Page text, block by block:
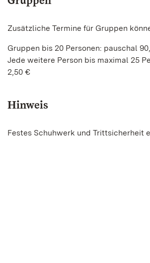
Zusätzliche Termine für Gruppen
Gruppen bis 20 Personen: pauschal
Jede weitere Person bis maximal 25
2,50 €
Hinweis
Festes Schuhwerk und Trittsicherheit